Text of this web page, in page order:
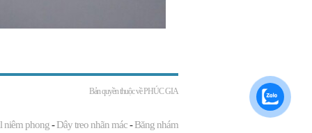
Bản quyền thuộc vềPHÚC GIA
niêm phong-Dây treo nhãn mác-Băng nhám